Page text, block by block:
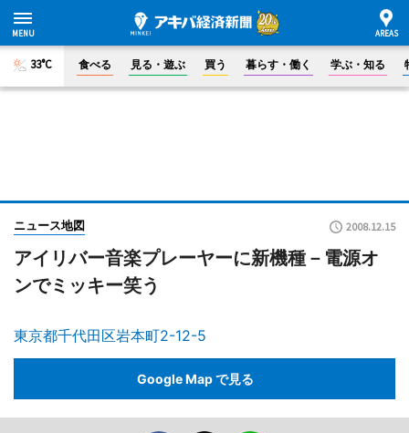
33°C 食べる 見る・遊ぶ 買う 暮らす・働く 学ぶ・知る
ニュース地図 2008.12.15
アイリバー音楽プレーヤーに新機種－電源オ
ンでミッキー笑う
東京都千代田区岩本町2-12-5
Google Map で見る